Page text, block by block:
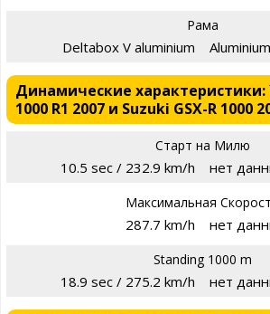
Рама
Deltabox V aluminium
Динамические характеристики:
1000 R1 2007 и Suzuki GSX-R 1000
Старт на Милю
10.5 sec / 232.9 km/h нет
Максимальная
287.7 km/h нет
Standing 1000 m
18.9 sec / 275.2 km/h нет